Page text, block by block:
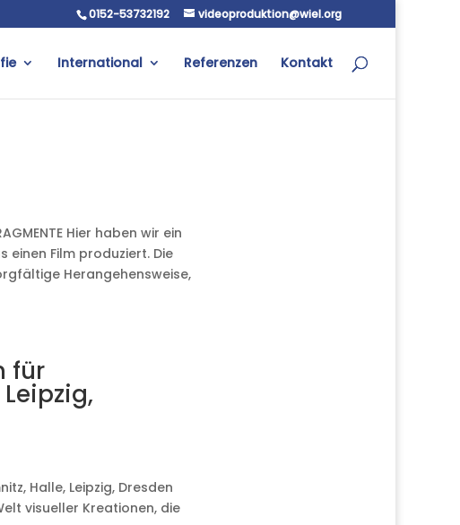
0152-53732192 videoproduktion@wiel.org
International Referenzen Kontakt
Hier haben wir ein
Film produziert. Die
Herangehensweise,
für
Halle, Leipzig, Dresden
visueller Kreationen, die